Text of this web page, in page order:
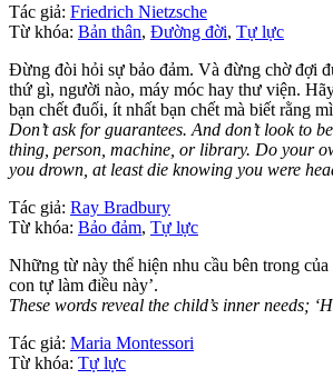
Tác giả: Friedrich Nietzsche
Từ khóa: Bản thân, Đường đời, Tự lực
Đừng đòi hỏi sự bảo đảm. Và đừng chờ đợi
thứ gì, người nào, máy móc hay thư viện.
bạn chết đuối, ít nhất bạn chết mà biết rằng
Don’t ask for guarantees. And don’t look to
thing, person, machine, or library. Do your
you drown, at least die knowing you were
Tác giả: Ray Bradbury
Từ khóa: Bảo đảm, Tự lực
Những từ này thể hiện nhu cầu bên trong
con tự làm điều này’.
These words reveal the child’s inner needs;
Tác giả: Maria Montessori
Từ khóa: Tự lực